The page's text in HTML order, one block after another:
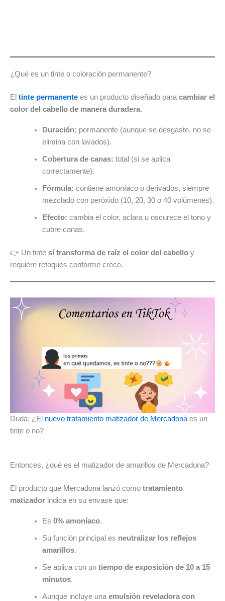
¿Qué es un tinte o coloración permanente?
El tinte permanente es un producto diseñado para cambiar el
color del cabello de manera duradera.
Duración: permanente (aunque se desgaste, no se
elimina con lavados).
Cobertura de canas: total (si se aplica
correctamente).
Fórmula: contiene amoníaco o derivados, siempre
mezclado con peróxido (10, 20, 30 o 40 volúmenes).
Efecto: cambia el color, aclara u oscurece el tono y
cubre canas.
👉 Un tinte sí transforma de raíz el color del cabello y
requiere retoques conforme crece.
Duda: ¿El nuevo tratamiento matizador de Mercadona es un
tinte o no?
Entonces, ¿qué es el matizador de amarillos de Mercadona?
El producto que Mercadona lanzó como tratamiento
matizador indica en su envase que:
Es 0% amoníaco.
Su función principal es neutralizar los reflejos
amarillos.
Se aplica con un tiempo de exposición de 10 a 15
minutos.
Aunque incluye una emulsión reveladora con